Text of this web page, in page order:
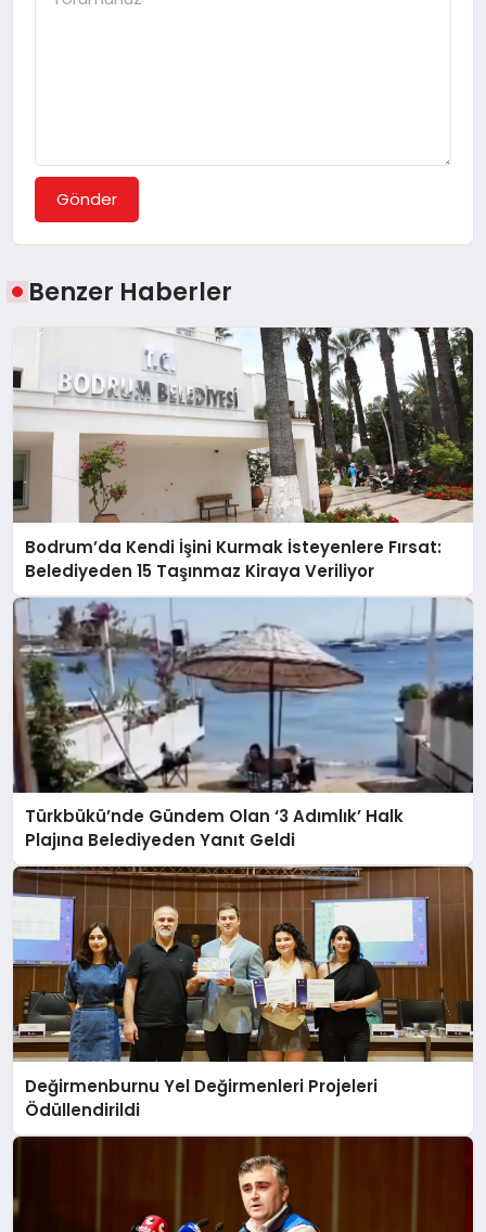
Gönder
Benzer Haberler
Bodrum’da Kendi İşini Kurmak İsteyenlere Fırsat:
Belediyeden 15 Taşınmaz Kiraya Veriliyor
Türkbükü’nde Gündem Olan ‘3 Adımlık’ Halk
Plajına Belediyeden Yanıt Geldi
Değirmenburnu Yel Değirmenleri Projeleri
Ödüllendirildi